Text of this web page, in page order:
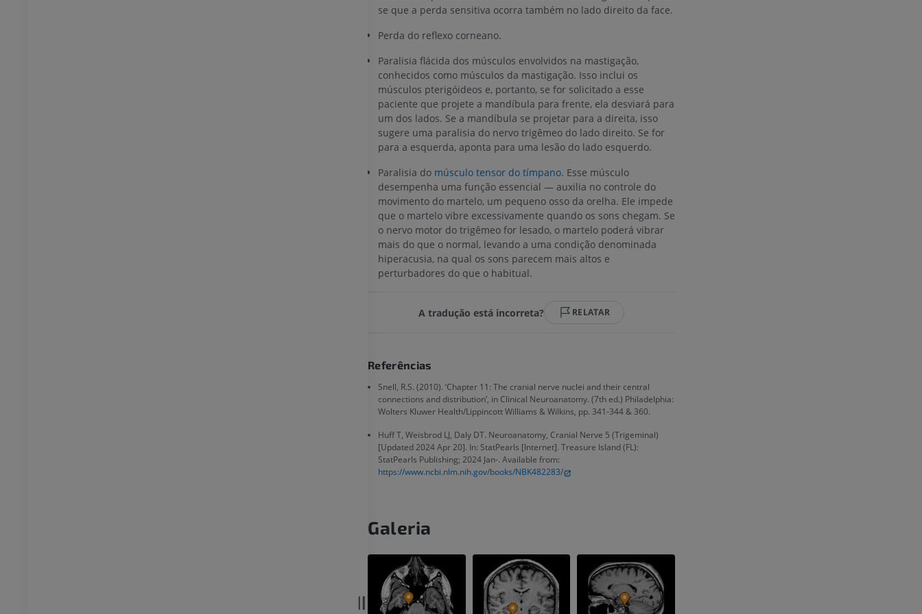
se que a perda sensitiva ocorra também no lado direito da face.
Perda do reflexo corneano.
Paralisia flácida dos músculos envolvidos na mastigação,
conhecidos como músculos da mastigação. Isso inclui os
músculos pterigóideos e, portanto, se for solicitado a esse
paciente que projete a mandíbula para frente, ela desviará para
um dos lados. Se a mandíbula se projetar para a direita, isso
sugere uma paralisia do nervo trigêmeo do lado direito. Se for
para a esquerda, aponta para uma lesão do lado esquerdo.
Paralisia do músculo tensor do tímpano. Esse músculo
desempenha uma função essencial — auxilia no controle do
movimento do martelo, um pequeno osso da orelha. Ele impede
que o martelo vibre excessivamente quando os sons chegam. Se
o nervo motor do trigêmeo for lesado, o martelo poderá vibrar
mais do que o normal, levando a uma condição denominada
hiperacusia, na qual os sons parecem mais altos e
perturbadores do que o habitual.
A tradução está incorreta? RELATAR
Referências
Snell, R.S. (2010). ‘Chapter 11: The cranial nerve nuclei and their central
connections and distribution’, in Clinical Neuroanatomy. (7th ed.) Philadelphia:
Wolters Kluwer Health/Lippincott Williams & Wilkins, pp. 341-344 & 360.
Huff T, Weisbrod LJ, Daly DT. Neuroanatomy, Cranial Nerve 5 (Trigeminal)
[Updated 2024 Apr 20]. In: StatPearls [Internet]. Treasure Island (FL):
StatPearls Publishing; 2024 Jan-. Available from:
https://www.ncbi.nlm.nih.gov/books/NBK482283/
Galeria